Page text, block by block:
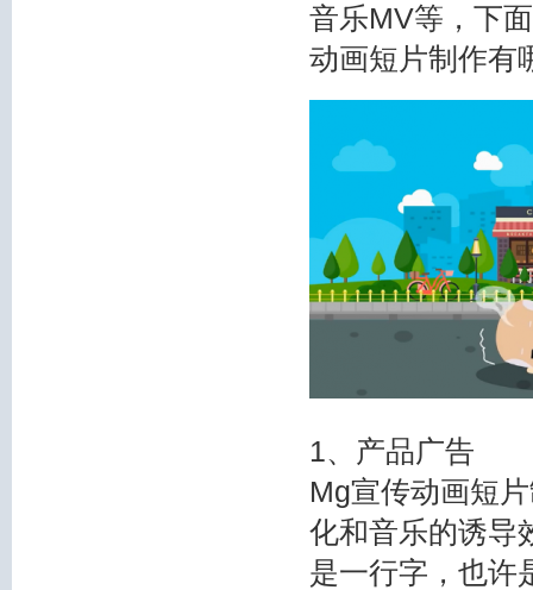
音乐MV等，下
动画短片制作有
1、产品广告
Mg宣传动画短
化和音乐的诱导
是一行字，也许